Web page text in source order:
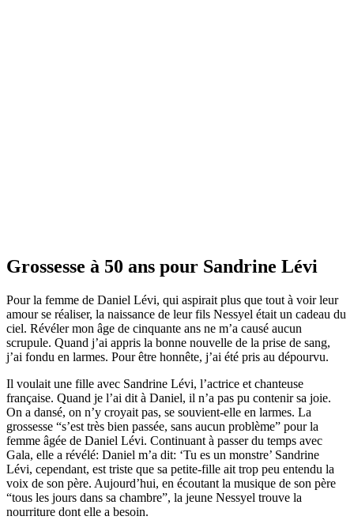
Grossesse à 50 ans pour Sandrine Lévi
Pour la femme de Daniel Lévi, qui aspirait plus que tout à voir leur
amour se réaliser, la naissance de leur fils Nessyel était un cadeau du
ciel. Révéler mon âge de cinquante ans ne m’a causé aucun
scrupule. Quand j’ai appris la bonne nouvelle de la prise de sang,
j’ai fondu en larmes. Pour être honnête, j’ai été pris au dépourvu.
Il voulait une fille avec Sandrine Lévi, l’actrice et chanteuse
française. Quand je l’ai dit à Daniel, il n’a pas pu contenir sa joie.
On a dansé, on n’y croyait pas, se souvient-elle en larmes. La
grossesse “s’est très bien passée, sans aucun problème” pour la
femme âgée de Daniel Lévi. Continuant à passer du temps avec
Gala, elle a révélé: Daniel m’a dit: ‘Tu es un monstre’ Sandrine
Lévi, cependant, est triste que sa petite-fille ait trop peu entendu la
voix de son père. Aujourd’hui, en écoutant la musique de son père
“tous les jours dans sa chambre”, la jeune Nessyel trouve la
nourriture dont elle a besoin.